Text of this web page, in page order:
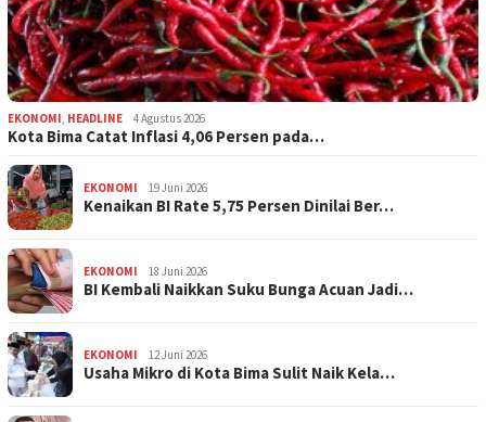
EKONOMI, HEADLINE 4 Agustus 2026
Kota Bima Catat Inflasi 4,06 Persen pada…
EKONOMI 19 Juni 2026
Kenaikan BI Rate 5,75 Persen Dinilai Ber…
EKONOMI 18 Juni 2026
BI Kembali Naikkan Suku Bunga Acuan Jadi…
EKONOMI 12 Juni 2026
Usaha Mikro di Kota Bima Sulit Naik Kela…